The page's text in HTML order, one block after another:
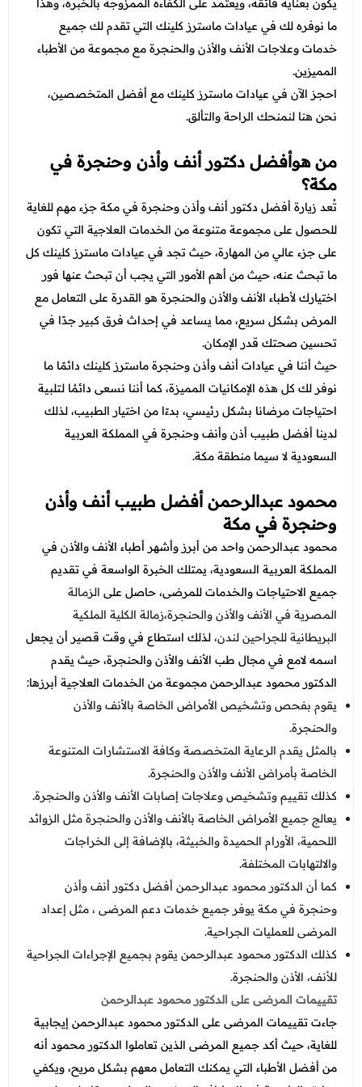
عروض العناية بالشعر
عروض الرجال
عروض جراحات التجميل
عروض قسم الطوارئ
عروض المختبر
عروض الاشعة
عروض الباطنة
عروض العظام
عروض الانف والاذن والحنجرة
يكون بعناية فائقة، ويعتمد على الكفاءة الممزوجة بالخبرة، وهذا
ما نوفره لك في عيادات ماسترز كلينك التي تقدم لك جميع
خدمات وعلاجات الأنف والأذن والحنجرة مع مجموعة من الأطباء
المميزين.
احجز الآن في عيادات ماسترز كلينك مع أفضل المتخصصين،
نحن هنا لنمنحك الراحة والتألق.
من هوأفضل دكتور أنف وأذن وحنجرة في
مكة؟
تُعد زيارة أفضل دكتور أنف وأذن وحنجرة في مكة جزء مهم للغاية
للحصول على مجموعة متنوعة من الخدمات العلاجية التي تكون
على جزء عالي من المهارة، حيث تجد في عيادات ماسترز كلينك كل
ما تبحث عنه، حيث من أهم الأمور التي يجب أن تبحث عنها فور
اختيارك لأطباء الأنف والأذن والحنجرة هو القدرة على التعامل مع
المرض بشكل سريع، مما يساعد في إحداث فرق كبير جدًا في
تحسين صحتك قدر الإمكان.
حيث أننا في عيادات أنف وأذن وحنجرةماسترز كلينك دائمًا ما
نوفر لك كل هذه الإمكانيات المميزة، كما أننا نسعى دائمُا لتلبية
احتياجات مرضانا بشكل رئيسي، بدءًا من اختيار الطبيب، لذلك
لدينا أفضل طبيب أذن وأنف وحنجرة في المملكة العربية
السعودية لا سيما منطقة مكة.
محمود عبدالرحمن أفضل طبيب أنف وأذن
وحنجرة في مكة
محمود عبدالرحمن واحد من أبرز وأشهر أطباء الأنف والأذن في
المملكة العربية السعودية، يمتلك الخبرة الواسعة في تقديم
جميع الاحتياجات والخدمات للمرضى، حاصل علىالزمـالة
المـصـرية في الأنف والأذن والحنجرة،زمالة الكلية الملكية
البريطانية للجراحين لندن،لذلك استطاع في وقت قصير أن يجعل
اسمه لامع في مجال طب الأنف والأذن والحنجرة، حيث يقدم
الدكتور محمود عبدالرحمن مجموعة من الخدمات العلاجية أبرزها:
يقوم بفحص وتشخيص الأمراض الخاصة بالأنف والأذن
والحنجرة.
بالمثل يقدم الرعاية المتخصصة وكافة الاستشارات المتنوعة
الخاصة بأمراض الأنف والأذن والحنجرة.
كذلك تقييم وتشخيص وعلاجات إصابات الأنف والأذن والحنجرة.
يعالج جميع الأمراض الخاصة بالأنف والأذن والحنجرة مثل الزوائد
اللحمية، الأورام الحميدة والخبيثة، بالإضافة إلى الخراجات
والالتهابات المختلفة.
كما أن الدكتور محمود عبدالرحمن أفضل دكتور أنف وأذن
وحنجرة في مكة يوفر جميع خدمات دعم المرضى ، مثل إعداد
المرضى للعمليات الجراحية.
كذلك الدكتور محمود عبدالرحمن يقوم بجميع الإجراءات الجراحية
للأنف، الأذن والحنجرة.
تقييمات المرضى على الدكتور محمود عبدالرحمن
جاءت تقييمات المرضى على الدكتور محمود عبدالرحمن إيجابية
للغاية، حيث أكد جميع المرضى الذين تعاملوا الدكتور محمود أنه
من أفضل الأطباء التي يمكنك التعامل معهم بشكل مريح، ويكفي